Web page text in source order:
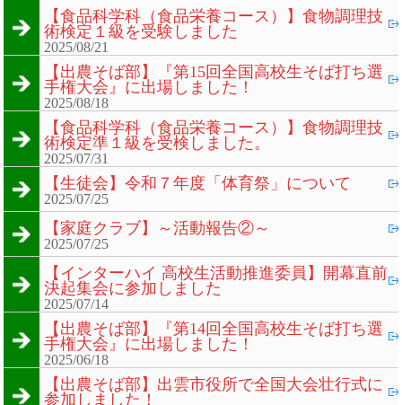
【食品科学科（食品栄養コース）】食物調理技
術検定１級を受験しました
2025/08/21
【出農そば部】『第15回全国高校生そば打ち選
手権大会』に出場しました！
2025/08/18
【食品科学科（食品栄養コース）】食物調理技
術検定準１級を受検しました。
2025/07/31
【生徒会】令和７年度「体育祭」について
2025/07/25
【家庭クラブ】～活動報告②～
2025/07/25
【インターハイ 高校生活動推進委員】開幕直前
決起集会に参加しました
2025/07/14
【出農そば部】『第14回全国高校生そば打ち選
手権大会』に出場しました！
2025/06/18
【出農そば部】出雲市役所で全国大会壮行式に
参加しました！